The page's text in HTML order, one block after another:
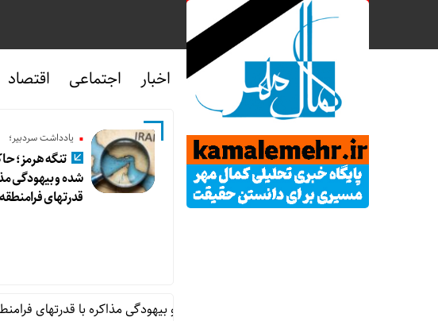
اخبار اجتماعی اقتصاد
یادداشت سردبیر؛
تنگه هرمز؛
شده و بیهودگی
قدرتهای
تنگه هرمز؛ حاکمیت تثبیت شده و بیهودگی مذاکره با قدرتهای فرامنطقه‌ای